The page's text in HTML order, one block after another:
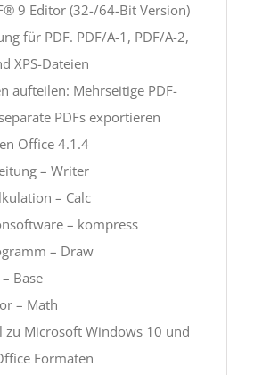
9 Editor (32-/64-Bit Version)
für PDF. PDF/A-1, PDF/A-2,
XPS-Dateien
aufteilen: Mehrseitige PDF-
PDFs exportieren
Office 4.1.4
– Writer
– Calc
– kompress
– Draw
Base
– Math
zu Microsoft Windows 10 und
Formaten